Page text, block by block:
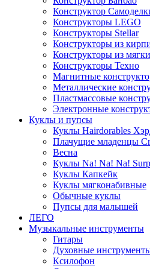
Конструктор
Конструкторы LEGO
Конструкторы Stellar
Конструкторы из
Конструкторы из
Конструкторы Техно
Магнитные
Металлические
Пластмассовые
Электронные
Куклы и пупсы
Куклы Hairdorables
Плачущие младенцы
Весна
Куклы Na! Na! Na!
Куклы Капкейк
Куклы мягконабивные
Обычные куклы
Пупсы для малышей
ЛЕГО
Музыкальные инструменты
Гитары
Духовные
Ксилофон